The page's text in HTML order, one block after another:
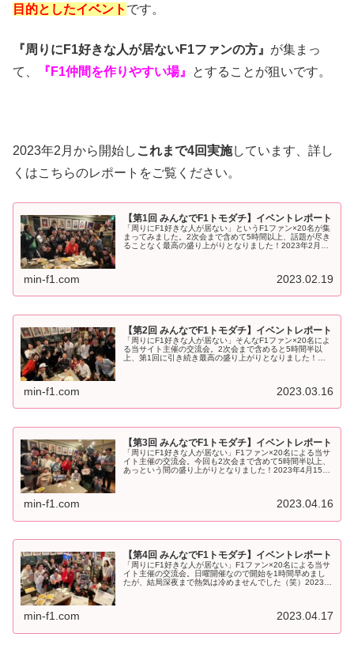
目的としたイベント です。
『周りにF1好きな人が居ないF1ファンの方』 が集まっ
て、
『F1仲間を作りやすい場』 とすることが狙いです。
2023年2月から開始し これまで4回実施しています、詳し
くはこちらのレポートをご覧ください。
【第1回 みんなでF1トモダチ】イベントレポート
「周りにF1好きな人が居ない」というF1ファン×20名が集
まってみました。2次会まで含めて5時間以上、話題が尽き
ることなく最高の盛り上がりとなりました！2023年2月18
min-f1.com 2023.02.19
【第2回 みんなでF1トモダチ】イベントレポート
「周りにF1好きな人が居ない」そんなF1ファン×20名によ
る当サイト主催の交流会。2次会まで含めると5時間半以
上、第1回に引き続き最高の盛り上がりとなりました！
min-f1.com 2023.03.16
【第3回 みんなでF1トモダチ】イベントレポート
「周りにF1好きな人が居ない」F1ファン×20名による当サ
イト主催の交流会。今回も2次会まで含めて5時間半以上、
あっという間の盛り上がりとなりました！2023年4月15日
min-f1.com 2023.04.16
【第4回 みんなでF1トモダチ】イベントレポート
「周りにF1好きな人が居ない」F1ファン×20名による当サ
イト主催の交流会。日曜開催なので開始を1時間早めまし
たが、結局深夜まで熱気は冷めませんでした（笑）2023年
min-f1.com 2023.04.17